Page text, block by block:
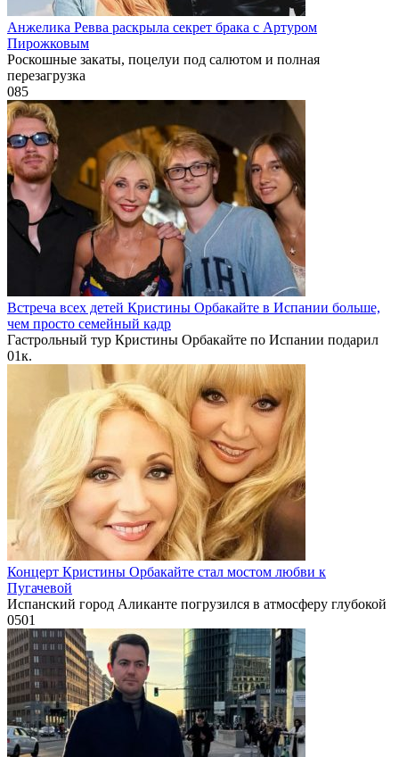
Анжелика Ревва раскрыла секрет брака с Артуром
Пирожковым
Роскошные закаты, поцелуи под салютом и полная
перезагрузка
085
Встреча всех детей Кристины Орбакайте в Испании больше,
чем просто семейный кадр
Гастрольный тур Кристины Орбакайте по Испании подарил
01к.
Концерт Кристины Орбакайте стал мостом любви к
Пугачевой
Испанский город Аликанте погрузился в атмосферу глубокой
0501